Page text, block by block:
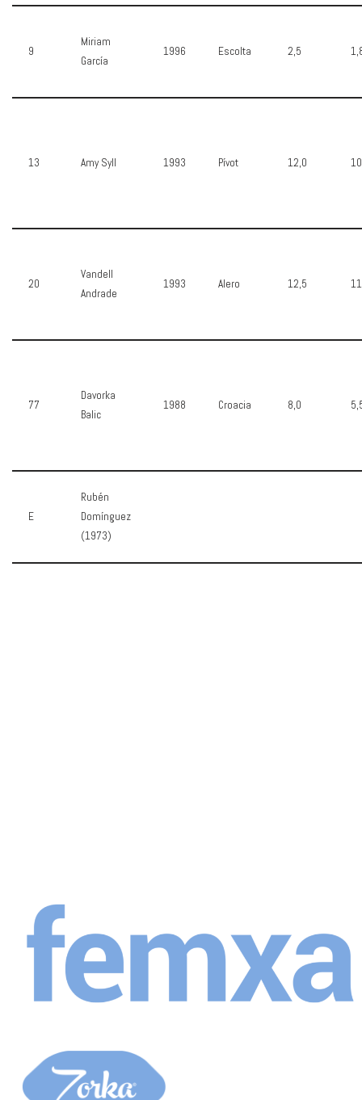
9
Miriam
García
1996 Escolta 2,5
13 Amy Syll 1993 Pívot 12,0
20
Vandell
Andrade
1993 Alero 12,5
77
Davorka
Balic
1988 Croacia 8,0
E
Rubén
Domínguez
(1973)